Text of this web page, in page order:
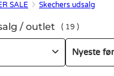
SALE Skechers udsalg
/ outlet 19